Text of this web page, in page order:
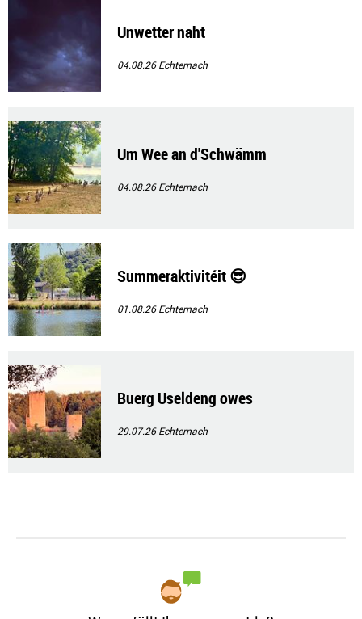
Unwetter naht
04.08.26Echternach
Um Wee an d'Schwämm
04.08.26Echternach
Summeraktivitéit 😎
01.08.26Echternach
Buerg Useldeng owes
29.07.26Echternach